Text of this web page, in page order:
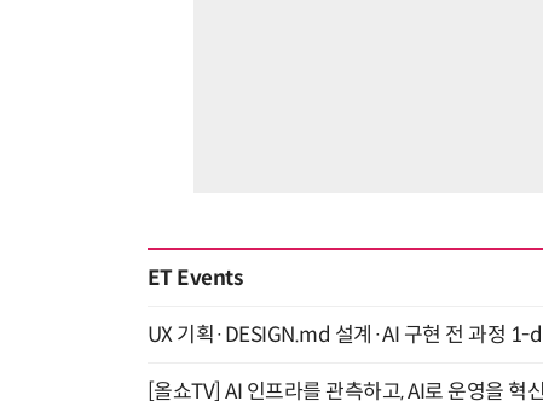
ET Events
UX 기획·DESIGN.md 설계·AI 구현 전 과정
[올쇼TV] AI 인프라를 관측하고, AI로 운영을 혁